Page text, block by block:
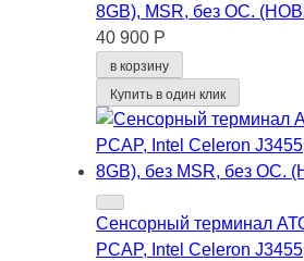
8GB), MSR, без ОС.
40 900 Р
в корзину
Купить в один клик
Сенсорный терминал
PCAP, Intel Celeron